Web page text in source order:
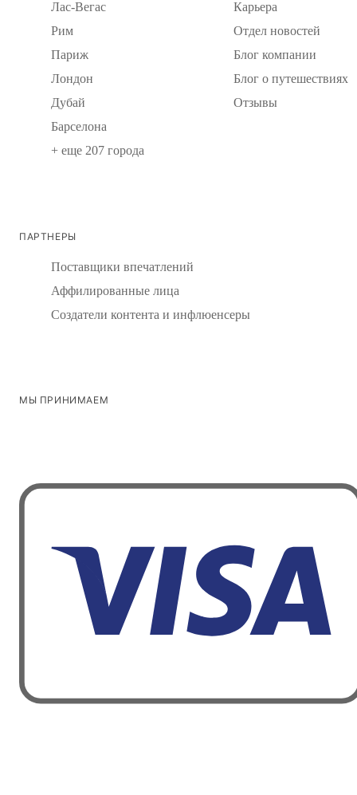
Лас-Вегас
Рим
Париж
Лондон
Дубай
Барселона
+ еще 207 города
Карьера
Отдел новостей
Блог компании
Блог о путешествиях
Отзывы
ПАРТНЕРЫ
Поставщики впечатлений
Аффилированные лица
Создатели контента и инфлюенсеры
МЫ ПРИНИМАЕМ